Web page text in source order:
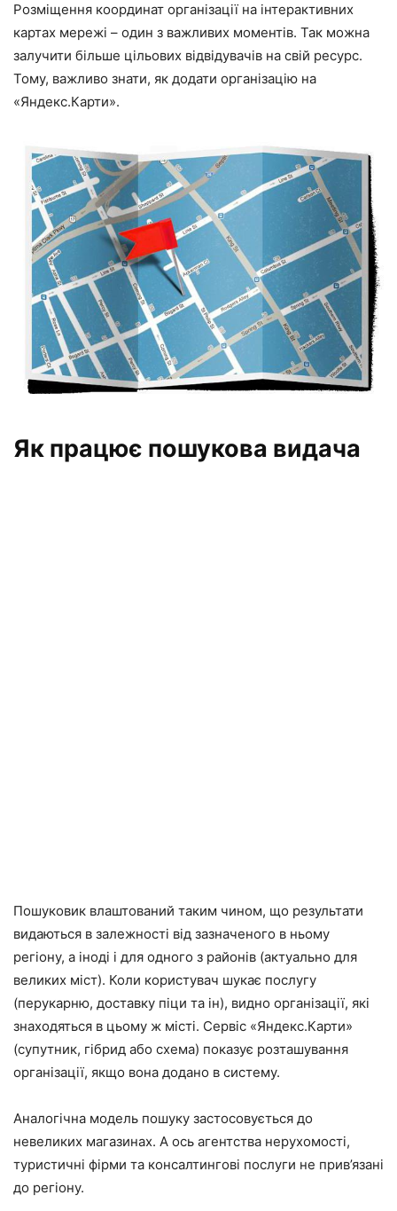
Розміщення координат організації на інтерактивних
картах мережі – один з важливих моментів. Так можна
залучити більше цільових відвідувачів на свій ресурс.
Тому, важливо знати, як додати організацію на
«Яндекс.Карти».
Як працює пошукова видача
Пошуковик влаштований таким чином, що результати
видаються в залежності від зазначеного в ньому
регіону, а іноді і для одного з районів (актуально для
великих міст). Коли користувач шукає послугу
(перукарню, доставку піци та ін), видно організації, які
знаходяться в цьому ж місті. Сервіс «Яндекс.Карти»
(супутник, гібрид або схема) показує розташування
організації, якщо вона додано в систему.
Аналогічна модель пошуку застосовується до
невеликих магазинах. А ось агентства нерухомості,
туристичні фірми та консалтингові послуги не прив’язані
до регіону.